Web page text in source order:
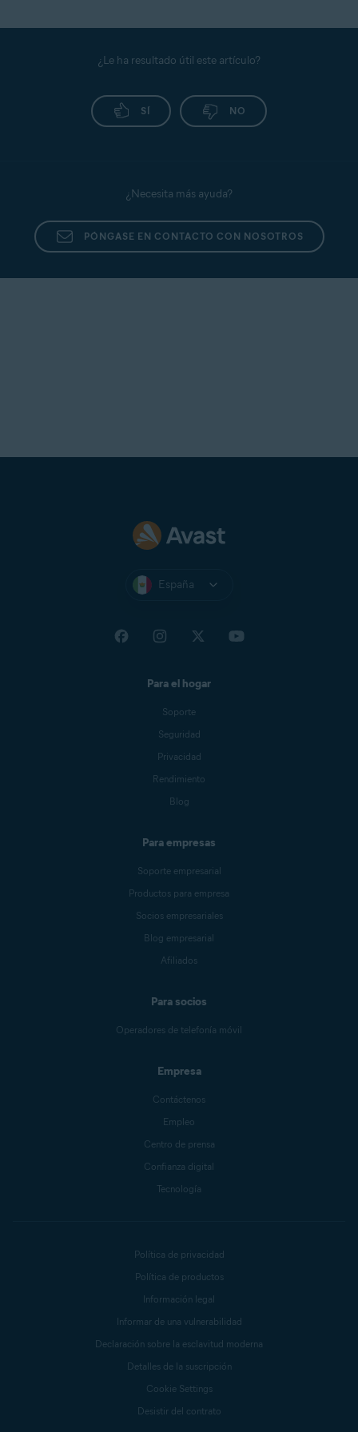
de Avast One: primeros pasos.
¿Le ha resultado útil este artículo?
SÍ NO
¿Necesita más ayuda?
PÓNGASE EN CONTACTO CON NOSOTROS
España
Para el hogar
Soporte
Seguridad
Privacidad
Rendimiento
Blog
Para empresas
Soporte empresarial
Productos para empresa
Socios empresariales
Blog empresarial
Afiliados
Para socios
Operadores de telefonía móvil
Empresa
Contáctenos
Empleo
Centro de prensa
Confianza digital
Tecnología
Política de privacidad
Política de productos
Información legal
Informar de una vulnerabilidad
Declaración sobre la esclavitud moderna
Detalles de la suscripción
Cookie Settings
Desistir del contrato